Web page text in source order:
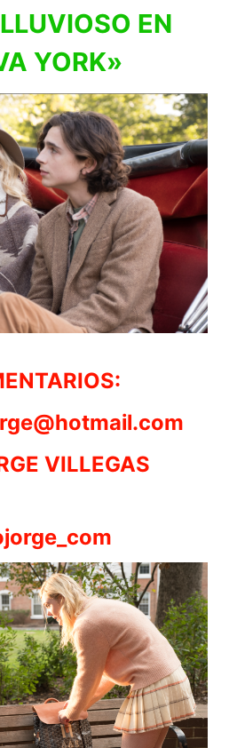
EN
YORK»
VILLEGAS